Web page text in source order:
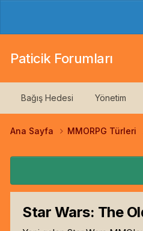
Paticik Forumları
Bağış Hedesi Yönetim
Ana Sayfa MMORPG Türleri
Star Wars: The